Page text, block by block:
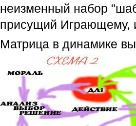
неизменный набор
присущий Играющему,
Матрица в динамике